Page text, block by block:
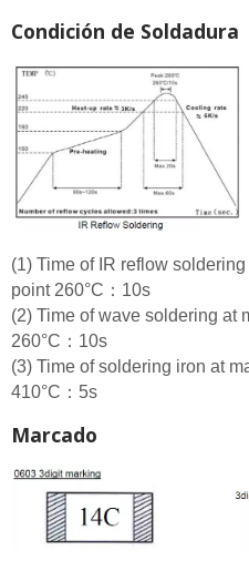
Condición de Soldadura
(1) Time of IR reflow
point 260°C：10s
(2) Time of wave soldering at
260°C：10s
(3) Time of soldering iron at
410°C：5s
Marcado